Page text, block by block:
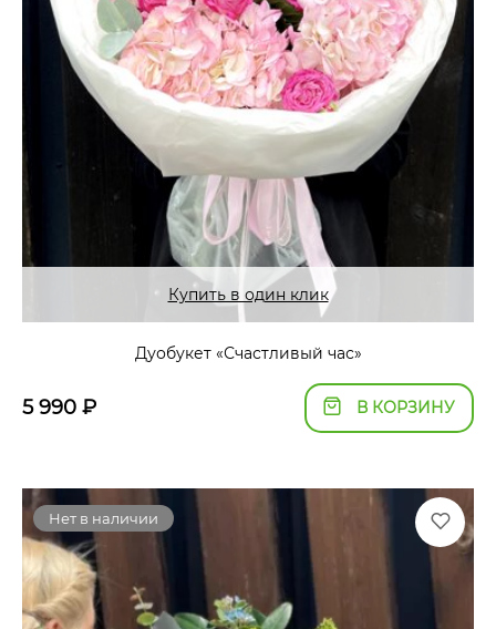
Купить в один клик
Дуобукет «Счастливый час»
5 990 ₽ В КОРЗИНУ
Нет в наличии